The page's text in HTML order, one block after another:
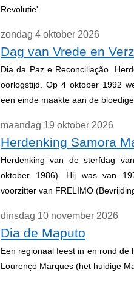
Revolutie'.
zondag 4 oktober 2026
Dag van Vrede en
Dia da Paz e Reconciliação.
oorlogstijd. Op 4 oktober 1992
een einde maakte aan de
maandag 19 oktober 2026
Herdenking Samora
Herdenking van de sterfdag
oktober 1986). Hij was van
voorzitter van FRELIMO
dinsdag 10 november 2026
Dia de Maputo
Een regionaal feest in en rond de
Lourenço Marques (het huidige